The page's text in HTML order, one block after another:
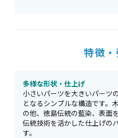
特徴
多様な形状・仕上げ
小さいパーツを大きいパーツ
となるシンプルな構造です。
の他、徳島伝統の藍染、表面
伝統技術を活かした仕上げの
す。